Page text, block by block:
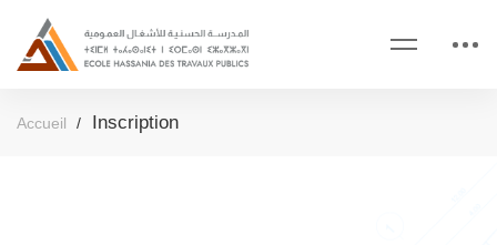
Accueil Inscription